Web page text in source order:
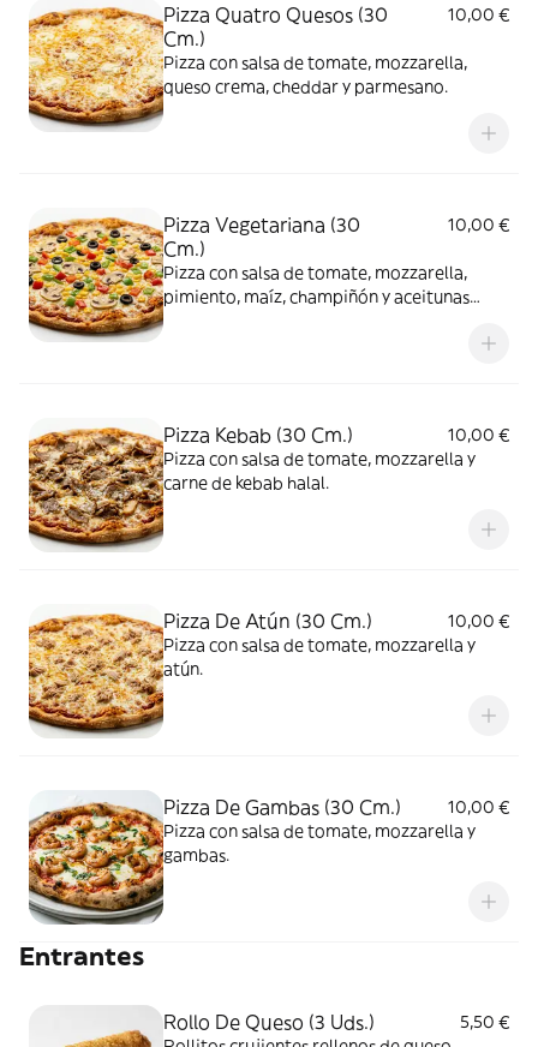
Pizza Quatro Quesos (30
Cm.)
10,00 €
Pizza con salsa de tomate, mozzarella,
queso crema, cheddar y parmesano.
Pizza Vegetariana (30
Cm.)
10,00 €
Pizza con salsa de tomate, mozzarella,
pimiento, maíz, champiñón y aceitunas
Pizza Kebab (30 Cm.)
10,00 €
Pizza con salsa de tomate, mozzarella y
carne de kebab halal.
Pizza De Atún (30 Cm.)
10,00 €
Pizza con salsa de tomate, mozzarella y
atún.
Pizza De Gambas (30 Cm.)
10,00 €
Pizza con salsa de tomate, mozzarella y
gambas.
Entrantes
Rollo De Queso (3 Uds.)
5,50 €